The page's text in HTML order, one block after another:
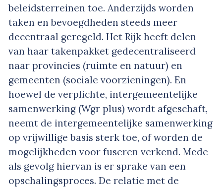
beleidsterreinen toe. Anderzijds worden
taken en bevoegdheden steeds meer
decentraal geregeld. Het Rijk heeft delen
van haar takenpakket gedecentraliseerd
naar provincies (ruimte en natuur) en
gemeenten (sociale voorzieningen). En
hoewel de verplichte, intergemeentelijke
samenwerking (Wgr plus) wordt afgeschaft,
neemt de intergemeentelijke samenwerking
op vrijwillige basis sterk toe, of worden de
mogelijkheden voor fuseren verkend. Mede
als gevolg hiervan is er sprake van een
opschalingsproces. De relatie met de